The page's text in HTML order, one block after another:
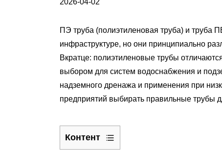
2026-04-02
ПЭ труба (полиэтиленовая труба) и труба
инфраструктуре, но они принципиально
Вкратце: полиэтиленовые трубы
выбором для систем водоснабжения и
надземного дренажа и применения при
предприятий выбирать правильные трубы
Контент
1